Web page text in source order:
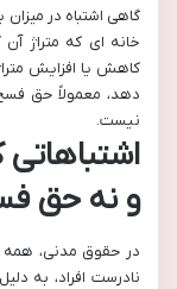
گاهی اشتباه در
خانه ای که متراژ آن
کاهش یا افزایش
دهد، معمولاً حق
نیست.
و نه حق
در حقوق مدنی، همه
نادرست افراد، به